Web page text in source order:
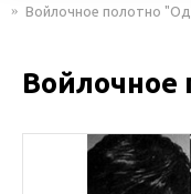
Войлочное полотно
Войлочное